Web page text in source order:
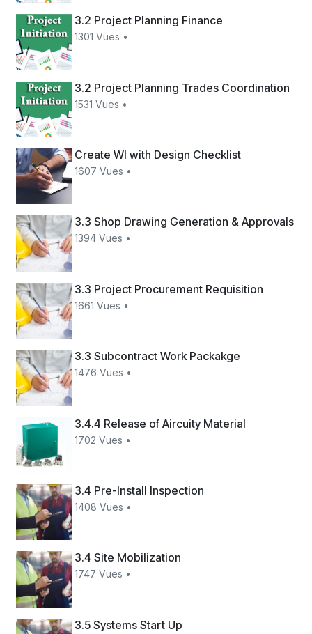
3.2 Project Planning Finance
1301 Vues •
3.2 Project Planning Trades Coordination
1531 Vues •
Create WI with Design Checklist
1607 Vues •
3.3 Shop Drawing Generation & Approvals
1394 Vues •
3.3 Project Procurement Requisition
1661 Vues •
3.3 Subcontract Work Packakge
1476 Vues •
3.4.4 Release of Aircuity Material
1702 Vues •
3.4 Pre-Install Inspection
1408 Vues •
3.4 Site Mobilization
1747 Vues •
3.5 Systems Start Up